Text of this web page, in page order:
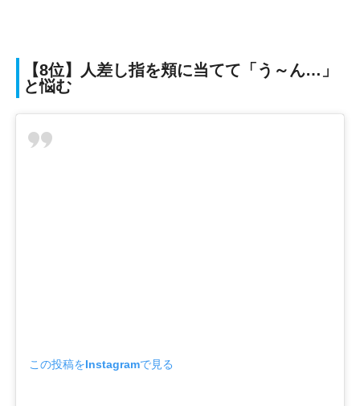
【8位】人差し指を頬に当てて「う～ん…」
と悩む
この投稿をInstagramで見る